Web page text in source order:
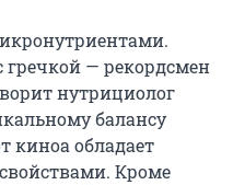
гречкой — рекордсмен
нутрициолог
балансу
киноа обладает
Кроме